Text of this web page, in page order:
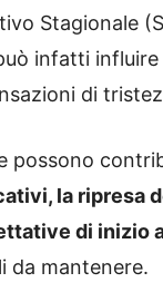
Stagionale
infatti
di
possono
la ripresa
di inizio
da mantenere.